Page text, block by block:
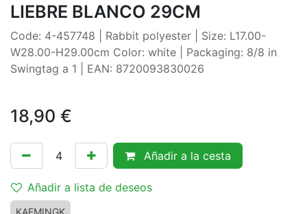
LIEBRE BLANCO 29CM
Code: 4-457748 | Rabbit polyester | Size: L17.00-
W28.00-H29.00cm Color: white | Packaging: 8/8 in
Swingtag a 1 | EAN: 8720093830026
18,90 €
Añadir a la cesta
Añadir a lista de deseos
KAEMINGK